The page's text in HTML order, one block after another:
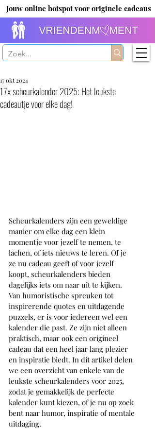
Jouw online hotspot voor originele cadeaus
17x scheurkalender 2025: Het leukste
cadeautje voor elke dag!
17 okt 2024
Scheurkalenders zijn een geweldige
manier om elke dag een klein
momentje voor jezelf te nemen, te
lachen, of iets nieuws te leren. Of je
ze nu cadeau geeft of voor jezelf
koopt, scheurkalenders bieden
dagelijks iets om naar uit te kijken.
Van humoristische spreuken tot
inspirerende quotes en uitdagende
puzzels, er is voor iedereen wel een
kalender die past. Ze zijn niet alleen
praktisch, maar ook een origineel
cadeau dat een heel jaar lang plezier
en inspiratie biedt. In dit artikel delen
we een overzicht van enkele van de
leukste scheurkalenders voor 2025,
zodat je gemakkelijk de perfecte
kalender kunt kiezen, of je nu op zoek
bent naar humor, inspiratie of mentale
uitdaging.